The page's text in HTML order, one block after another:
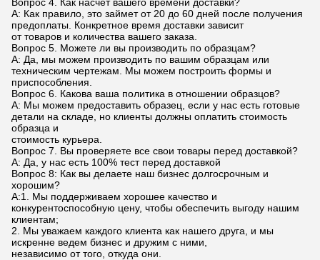
A: Как правило, это займет от 20 до 60 дней после получения
предоплаты. Конкретное время доставки зависит
от товаров и количества вашего заказа.
Вопрос 5. Можете ли вы производить по образцам?
A: Да, мы можем производить по вашим образцам или
техническим чертежам. Мы можем построить формы и
приспособления.
Вопрос 6. Какова ваша политика в отношении образцов?
A: Мы можем предоставить образец, если у нас есть готовые
детали на складе, но клиенты должны оплатить стоимость
образца и
стоимость курьера.
Вопрос 7. Вы проверяете все свои товары перед доставкой?
A: Да, у нас есть 100% тест перед доставкой
Вопрос 8: Как вы делаете наш бизнес долгосрочным и
хорошим?
A:1. Мы поддерживаем хорошее качество и
конкурентоспособную цену, чтобы обеспечить выгоду нашим
клиентам;
2. Мы уважаем каждого клиента как нашего друга, и мы
искренне ведем бизнес и дружим с ними,
независимо от того, откуда они.